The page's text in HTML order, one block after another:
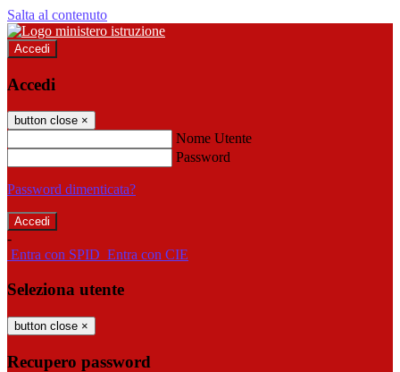
Salta al contenuto
Accedi
Accedi
button close ×
Nome Utente
Password
Password dimenticata?
-
Entra con SPID Entra con CIE
Seleziona utente
button close ×
Recupero password